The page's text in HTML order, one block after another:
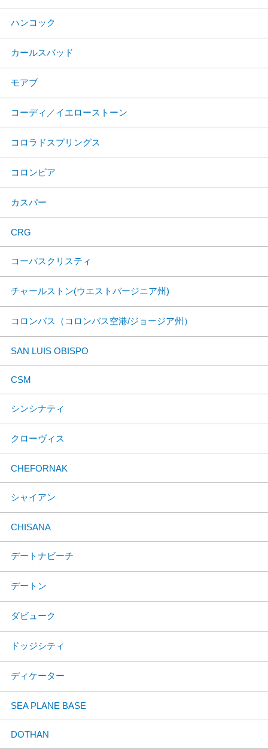
ハンコック
カールスバッド
モアブ
コーディ／イエローストーン
コロラドスプリングス
コロンビア
カスパー
CRG
コーパスクリスティ
チャールストン(ウエストバージニア州)
コロンバス（コロンバス空港/ジョージア州）
SAN LUIS OBISPO
CSM
シンシナティ
クローヴィス
CHEFORNAK
シャイアン
CHISANA
デートナビーチ
デートン
ダビューク
ドッジシティ
ディケーター
SEA PLANE BASE
DOTHAN